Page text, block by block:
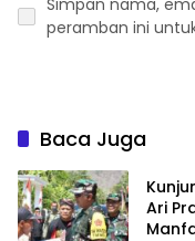
Simpan nama,
peramban ini
Baca Juga
Ari